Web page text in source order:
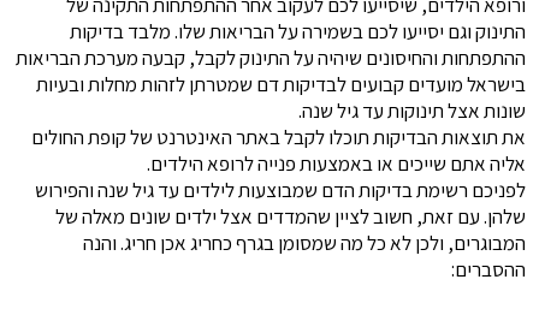
התינוק וגם יסייעו לכם בשמירה על הבריאות שלו. מלבד בדיקות
ההתפתחות והחיסונים שיהיה על התינוק לקבל, קבעה מערכת הבריאות
בישראל מועדים קבועים לבדיקות דם שמטרתן לזהות מחלות ובעיות
שונות אצל תינוקות עד גיל שנה.
את תוצאות הבדיקות תוכלו לקבל באתר האינטרנט של קופת החולים
אליה אתם שייכים או באמצעות פנייה לרופא הילדים.
לפניכם רשימת בדיקות הדם שמבוצעות לילדים עד גיל שנה והפירוש
שלהן. עם זאת, חשוב לציין שהמדדים אצל ילדים שונים מאלה של
המבוגרים, ולכן לא כל מה שמסומן בגרף כחריג אכן חריג. והנה
ההסברים: